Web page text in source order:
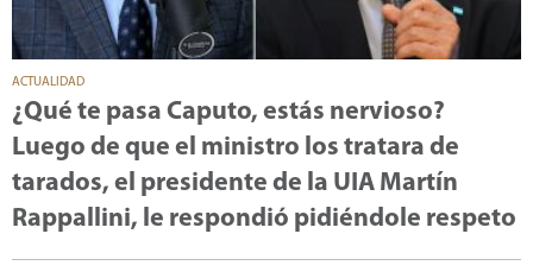
ACTUALIDAD
¿Qué te pasa Caputo, estás nervioso?
Luego de que el ministro los tratara de
tarados, el presidente de la UIA Martín
Rappallini, le respondió pidiéndole respeto